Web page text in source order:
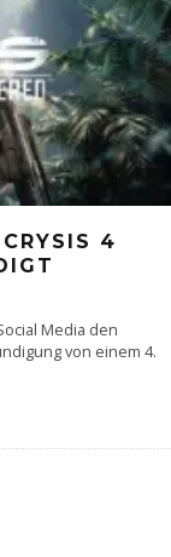
4
Media den
von einem 4.